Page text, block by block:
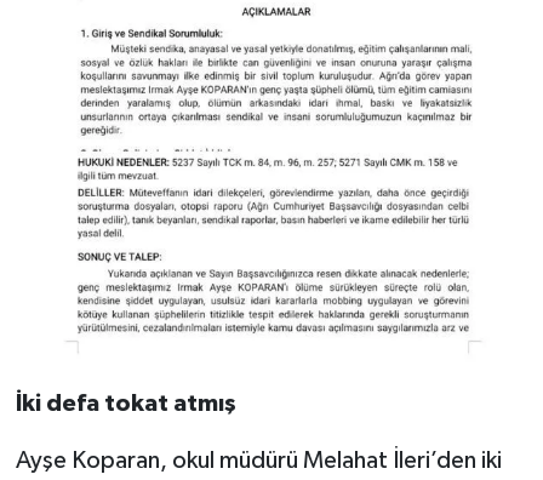
İki defa tokat atmış
Ayşe Koparan, okul müdürü Melahat İleri’den iki